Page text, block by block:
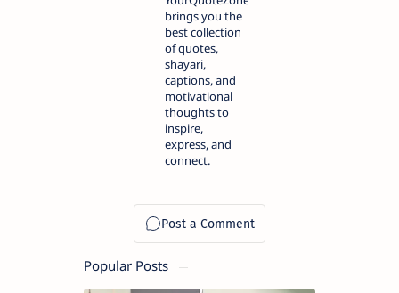
brings you the
best collection
of quotes,
shayari,
captions, and
motivational
thoughts to
inspire,
express, and
connect.
Popular Posts